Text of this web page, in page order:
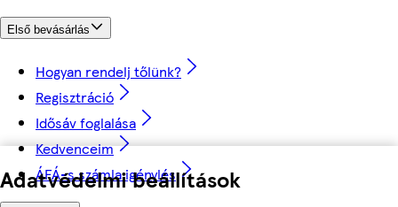
Adatvédelmi beállítások
Első bevásárlás
Hogyan rendelj tőlünk?
Regisztráció
Idősáv foglalása
Kedvenceim
ÁFÁ-s számla igénylés